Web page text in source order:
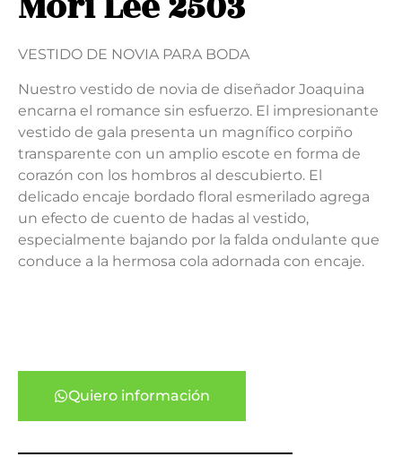
VESTIDO DE NOVIA PARA BODA
Nuestro vestido de novia de diseñador Joaquina
encarna el romance sin esfuerzo. El impresionante
vestido de gala presenta un magnífico corpiño
transparente con un amplio escote en forma de
corazón con los hombros al descubierto. El
delicado encaje bordado floral esmerilado agrega
un efecto de cuento de hadas al vestido,
especialmente bajando por la falda ondulante que
conduce a la hermosa cola adornada con encaje.
Quiero información